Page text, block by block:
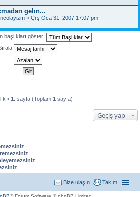
gelın...
« Çrş Oca 31, 2007 17:07 pm
başlıkları göster:
• 1 . sayfa (Toplam 1 sayfa)
Geçiş yap
Takım
Bize ulaşın
® Forum Software © phpBB Limited